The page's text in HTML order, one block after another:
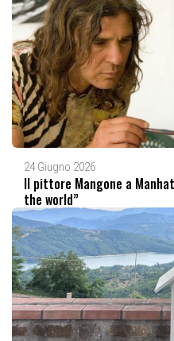
24 Giugno 2026
Il pittore Mangone a
the world”